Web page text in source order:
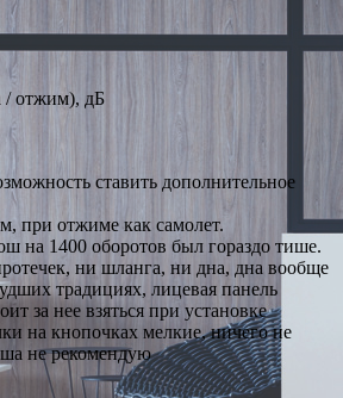
/ отжим), дБ
ставить дополнительное
при отжиме как самолет.
на 1400 оборотов был гораздо тише.
ни шланга, ни дна, дна вообще
традициях, лицевая панель
за нее взяться при установке
на кнопочках мелкие, ничего не
не рекомендую